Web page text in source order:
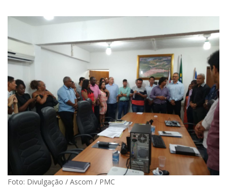
Foto: Divulgação / Ascom / PMC